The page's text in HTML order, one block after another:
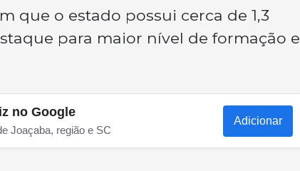
que o estado possui cerca de 1,3
para maior nível de formação e
no Google
Joaçaba, região e SC
Adicionar